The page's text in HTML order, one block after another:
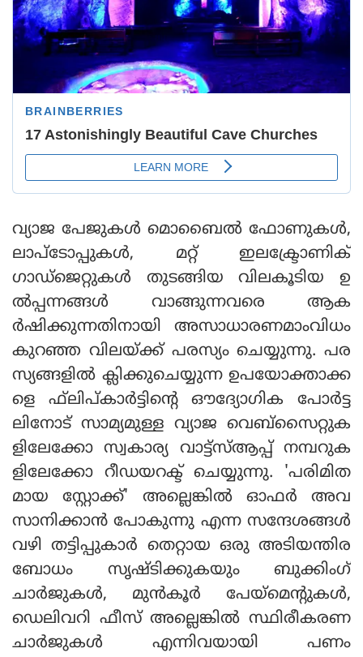
വ്യാജ പേജുകള്‍ മൊബൈല്‍ ഫോണുകള്‍,
ലാപ്ടോപ്പുകള്‍, മറ്റ് ഇലക്ട്രോണിക്
ഗാഡ്ജെറ്റുകള്‍ തുടങ്ങിയ വിലകൂടിയ ഉ
ല്‍പ്പന്നങ്ങള്‍ വാങ്ങുന്നവരെ ആക
ര്‍ഷിക്കുന്നതിനായി അസാധാരണമാംവിധം
കുറഞ്ഞ വിലയ്ക്ക് പരസ്യം ചെയ്യുന്നു. പര
സ്യങ്ങളില്‍ ക്ലിക്കുചെയ്യുന്ന ഉപയോക്താക്ക
ളെ ഫ്‌ലിപ്കാര്‍ട്ടിന്റെ ഔദ്യോഗിക പോര്‍ട്ട
ലിനോട് സാമ്യമുള്ള വ്യാജ വെബ്സൈറ്റുക
ളിലേക്കോ സ്വകാര്യ വാട്ട്സ്ആപ്പ് നമ്പറുക
ളിലേക്കോ റീഡയറക്ട് ചെയ്യുന്നു. 'പരിമിത
മായ സ്റ്റോക്ക്' അല്ലെങ്കില്‍ ഓഫര്‍ അവ
സാനിക്കാന്‍ പോകുന്നു എന്ന സന്ദേശങ്ങള്‍
വഴി തട്ടിപ്പുകാര്‍ തെറ്റായ ഒരു അടിയന്തിര
ബോധം സൃഷ്ടിക്കുകയും ബുക്കിംഗ്
ചാര്‍ജുകള്‍, മുന്‍കൂര്‍ പേയ്മെന്റുകള്‍,
ഡെലിവറി ഫീസ് അല്ലെങ്കില്‍ സ്ഥിരീകരണ
ചാര്‍ജുകള്‍ എന്നിവയായി പണം